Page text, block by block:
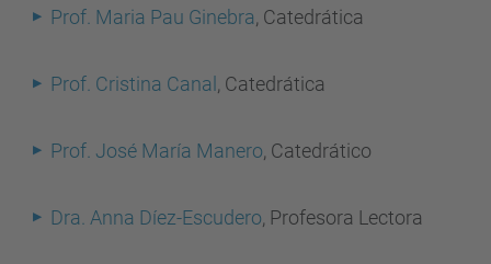
Prof. Maria Pau Ginebra, Catedrática
Prof. Cristina Canal , Catedrática
Prof. José María Manero, Catedrático
Dra. Anna Díez-Escudero, Profesora Lectora